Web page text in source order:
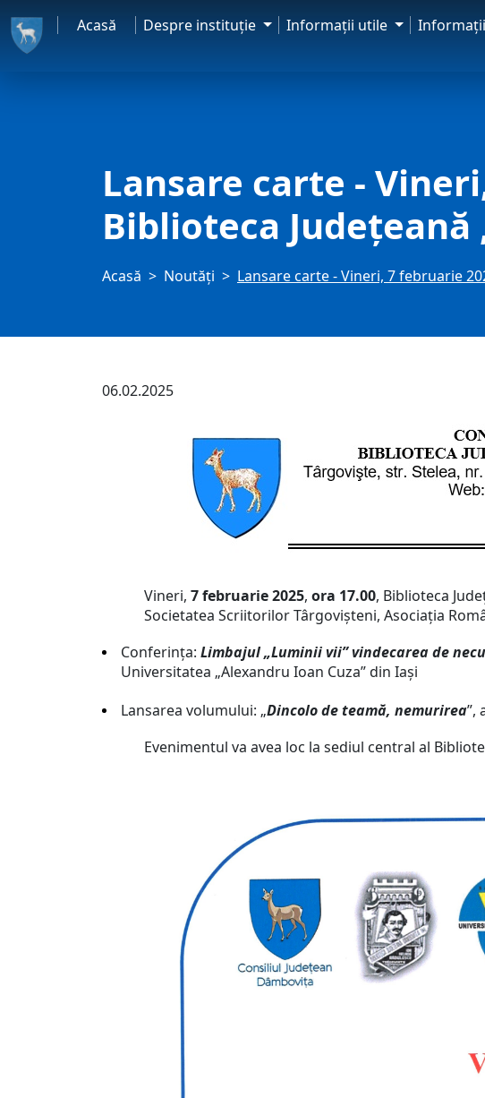
Acasă Despre instituţie Informaţii utile
Lansare carte -
Biblioteca Judeţeană
Acasă Noutăți Lansare carte - Vineri, 7 februarie
06.02.2025
Vineri,7 februarie 2025,ora 17.00, Biblioteca
Societatea Scriitorilor Târgovișteni, Asociația
Conferința: Limbajul „Luminii vii” vindecarea de
Universitatea „Alexandru Ioan Cuza” din Iași
Lansarea volumului: „Dincolo de teamă, nemurirea”,
Evenimentul va avea loc la sediul central al